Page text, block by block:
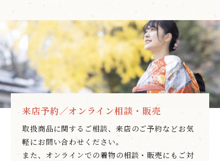
来店予約／オンライン相談・販売
取扱商品に関するご相談、来店のご予約などお気
軽にお問い合わせください。
また、オンラインでの着物の相談・販売にもご対